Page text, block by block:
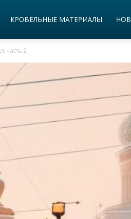
КРОВЕЛЬНЫЕ МАТЕРИАЛЫ
часть 2